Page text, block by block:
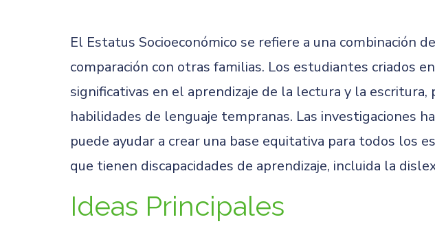
El Estatus Socioeconómico se refiere a una combinación
comparación con otras familias. Los estudiantes criados
significativas en el aprendizaje de la lectura y la
habilidades de lenguaje tempranas. Las investigaciones
puede ayudar a crear una base equitativa para todos los
que tienen discapacidades de aprendizaje, incluida la
Ideas Principales